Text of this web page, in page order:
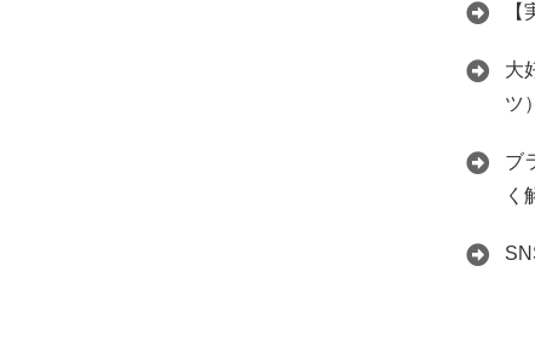
大
ツ
ブ
く